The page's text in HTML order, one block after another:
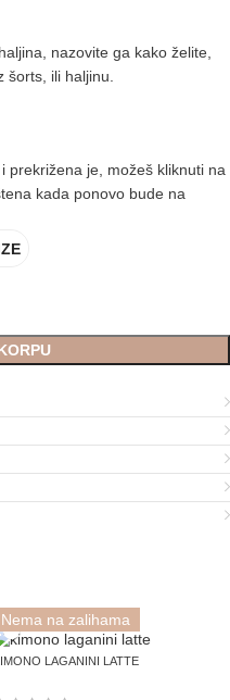
nazovite ga kako želite,
šorts, ili haljinu.
prekrižena je, možeš kliknuti na
kada ponovo bude na
Rasprodato SS / 26
Nema na zalihama
LAGANINI LATTE